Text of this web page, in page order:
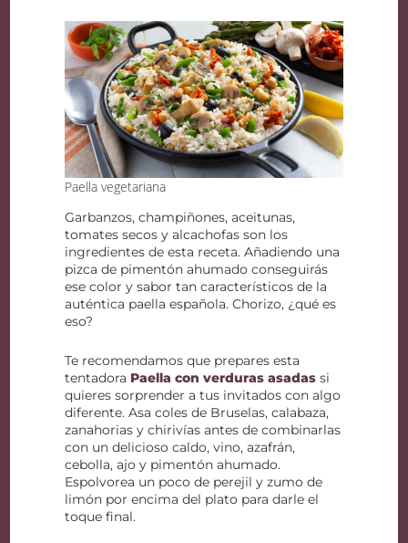
Paella vegetariana
Garbanzos, champiñones, aceitunas,
tomates secos y alcachofas son los
ingredientes de esta receta. Añadiendo una
pizca de pimentón ahumado conseguirás
ese color y sabor tan característicos de la
auténtica paella española. Chorizo, ¿qué es
eso?
Te recomendamos que prepares esta
tentadora Paella con verduras asadas si
quieres sorprender a tus invitados con algo
diferente. Asa coles de Bruselas, calabaza,
zanahorias y chirivías antes de combinarlas
con un delicioso caldo, vino, azafrán,
cebolla, ajo y pimentón ahumado.
Espolvorea un poco de perejil y zumo de
limón por encima del plato para darle el
toque final.